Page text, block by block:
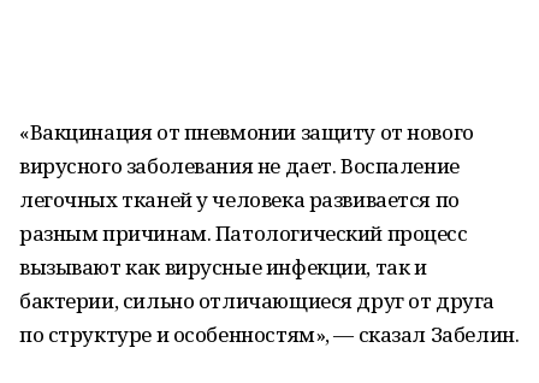
«Вакцинация от пневмонии защиту от нового
вирусного заболевания не дает. Воспаление
легочных тканей у человека развивается по
разным причинам. Патологический процесс
вызывают как вирусные инфекции, так и
бактерии, сильно отличающиеся друг от друга
по структуре и особенностям», — сказал Забелин.